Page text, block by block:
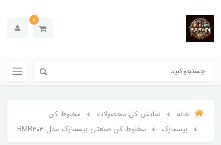
0
خانه نمایش کل محصولات
مخلوط کن
بیسمارک
مخلوط کن صنعتی بیسمارک مدل BMB303